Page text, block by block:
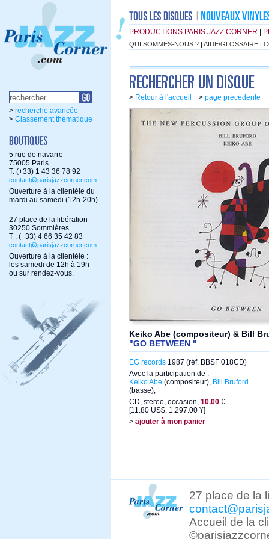
PRODUCTIONS PARIS JAZZ CORNER
QUI SOMMES-NOUS ? | AIDE/GLOSSAIRE |
> recherche avancée
> Classement thématique
5 rue de navarre
75005 Paris
T: (+33) 1 43 36 78 92
contact@parisjazzcorner.com
Ouverture à la clientèle du
mardi au samedi (12h-20h).
27 place de la libération
30250 Sommières
T : (+33) 4 66 35 42 83
contact@parisjazzcorner.com
Ouverture à la clientèle :
les samedi de 12h à 19h
ou sur rendez-vous.
> Retour à l'accueil > page précédente
Keiko Abe (compositeur) & Bill
"GO BETWEEN "
EG records 1987 (réf. BBSF 018CD)
Avec la participation de :
Keiko Abe (compositeur), Bill Bruford
(basse),
CD, stereo, occasion, 10.00 €
[11.80 US$, 1,297.00 ¥]
> ajouter à mon panier
27 place de la
Accueil de la